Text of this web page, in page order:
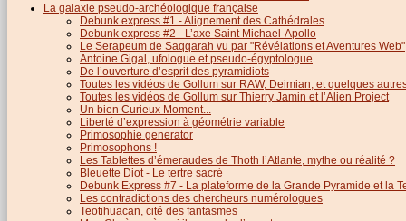
La galaxie pseudo-archéologique française
Debunk express #1 - Alignement des Cathédrales
Debunk express #2 - L’axe Saint Michael-Apollo
Le Serapeum de Saqqarah vu par "Révélations et Aventures Web"
Antoine Gigal, ufologue et pseudo-égyptologue
De l’ouverture d’esprit des pyramidiots
Toutes les vidéos de Gollum sur RAW, Deimian, et quelques
Toutes les vidéos de Gollum sur Thierry Jamin et l’Alien Project
Un bien Curieux Moment...
Liberté d’expression à géométrie variable
Primosophie generator
Primosophons !
Les Tablettes d’émeraudes de Thoth l’Atlante, mythe ou réalité ?
Bleuette Diot - Le tertre sacré
Debunk Express #7 - La plateforme de la Grande Pyramide et la
Les contradictions des chercheurs numérologues
Teotihuacan, cité des fantasmes